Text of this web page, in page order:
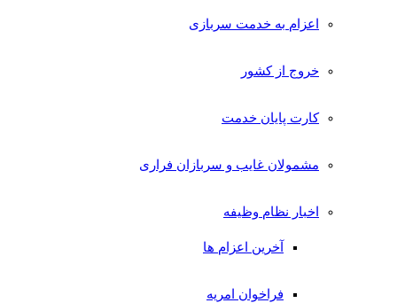
اعزام به خدمت سربازی
خروج از کشور
کارت پایان خدمت
مشمولان غایب و سربازان فراری
اخبار نظام وظیفه
آخرین اعزام ها
فراخوان امریه